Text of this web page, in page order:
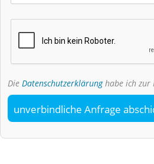
Die Datenschutzerklärunghabe ich zur
unverbindliche Anfrage